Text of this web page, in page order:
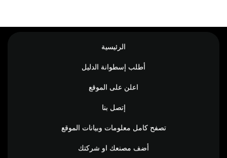
الرئيسية
أطلب إسطوانة الدليل
اعلن على الموقع
إتصل بنا
تصفح كامل معلومات وبيانات الموقع
أضف مصنعك او شركتك